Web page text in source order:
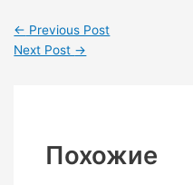
← Previous Post
Next Post →
Похожие